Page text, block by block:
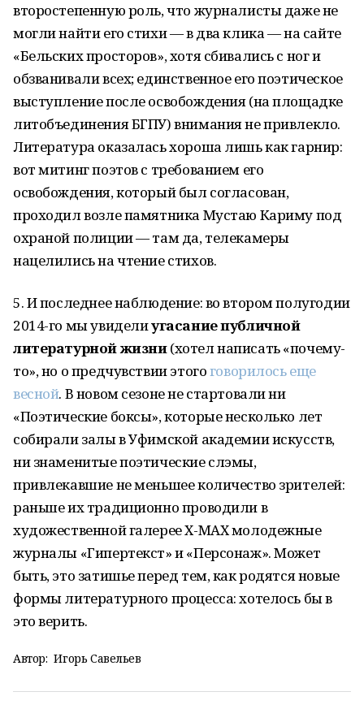
второстепенную роль, что журналисты даже не
могли найти его стихи — в два клика — на сайте
«Бельских просторов», хотя сбивались с ног и
обзванивали всех; единственное его поэтическое
выступление после освобождения (на площадке
литобъединения БГПУ) внимания не привлекло.
Литература оказалась хороша лишь как гарнир:
вот митинг поэтов с требованием его
освобождения, который был согласован,
проходил возле памятника Мустаю Кариму под
охраной полиции — там да, телекамеры
нацелились на чтение стихов.
5. И последнее наблюдение: во втором полугодии
2014-го мы увиделиугасание публичной
литературной жизни(хотел написать «почему-
то», но о предчувствии этогоговорилось еще
весной. В новом сезоне не стартовали ни
«Поэтические боксы», которые несколько лет
собирали залы в Уфимской академии искусств,
ни знаменитые поэтические слэмы,
привлекавшие не меньшее количество зрителей:
раньше их традиционно проводили в
художественной галерее Х-МАХ молодежные
журналы «Гипертекст» и «Персонаж». Может
быть, это затишье перед тем, как родятся новые
формы литературного процесса: хотелось бы в
это верить.
Автор: Игорь Савельев